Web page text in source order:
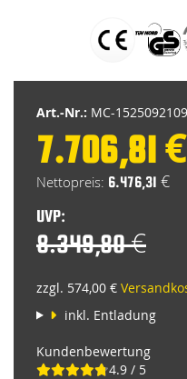
Art.-Nr.: MC-
Special
Price
7.706,81 €
6.476,31 €
UVP:
8.349,80 €
zzgl. 574,00 €
inkl. Entladung
Kundenbewertung
4.9 / 5
springen